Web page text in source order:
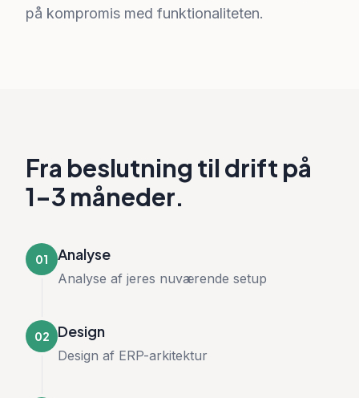
på kompromis med funktionaliteten.
Fra beslutning til drift på
1–3 måneder.
01 Analyse
Analyse af jeres nuværende setup
02 Design
Design af ERP-arkitektur